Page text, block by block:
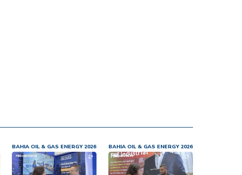
BAHIA OIL & GAS ENERGY 2026 BAHIA OIL & GAS ENERGY 2026